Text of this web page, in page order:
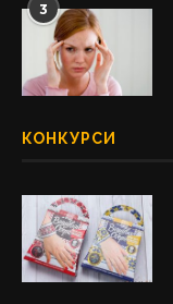
3
КОНКУРСИ